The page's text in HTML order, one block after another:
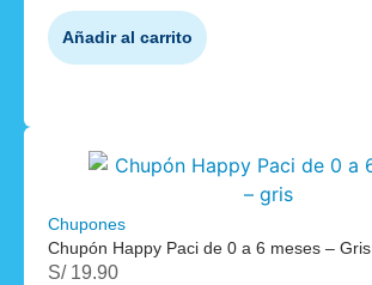
Añadir al carrito
Chupones
Chupón Happy Paci de 0 a 6 meses – Gris
S/19.90